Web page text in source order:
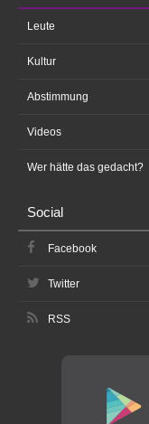
Leute
Kultur
Abstimmung
Videos
Wer hätte das gedacht?
Social
Facebook
Twitter
RSS